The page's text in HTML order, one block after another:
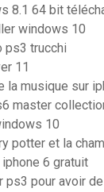
8.1 64 bit
windows 10
ps3 trucchi
11
la musique sur
master
10
potter et la
6 gratuit
ps3 pour avoir